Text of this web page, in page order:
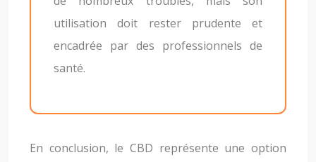
utilisation doit rester prudente et
encadrée par des professionnels de
santé.
En conclusion, le CBD représente une option